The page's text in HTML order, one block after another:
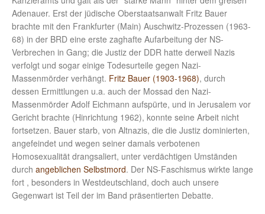
Adenauer. Erst der jüdische Oberstaatsanwalt Fritz Bauer
brachte mit den Frankfurter (Main) Auschwitz-Prozessen (1963-
68) in der BRD eine erste zaghafte Aufarbeitung der NS-
Verbrechen in Gang; die Justiz der DDR hatte derweil Nazis
verfolgt und sogar einige Todesurteile gegen Nazi-
Massenmörder verhängt. Fritz Bauer (1903-1968), durch
dessen Ermittlungen u.a. auch der Mossad den Nazi-
Massenmörder Adolf Eichmann aufspürte, und in Jerusalem vor
Gericht brachte (Hinrichtung 1962), konnte seine Arbeit nicht
fortsetzen. Bauer starb, von Altnazis, die die Justiz dominierten,
angefeindet und wegen seiner damals verbotenen
Homosexualität drangsaliert, unter verdächtigen Umständen
durch angeblichen Selbstmord. Der NS-Faschismus wirkte lange
fort , besonders in Westdeutschland, doch auch unsere
Gegenwart ist Teil der im Band präsentierten Debatte.